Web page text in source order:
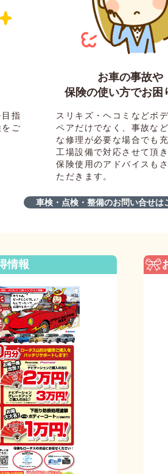
指
ご
お車の事故や
保険の使い方でお困
スリキズ・ヘコミなどボ
ペアだけでなく、事故な
な修理が必要な場合でも
工場設備で対応させて頂き
保険使用のアドバイスも
ただきます。
車検・点検・整備のお問い合せ
情報